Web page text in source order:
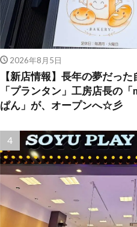
2026年8月5日
【新店情報】長年の夢だっ
「プランタン」工房店長の「
ぱん」が、オープンへ☆彡